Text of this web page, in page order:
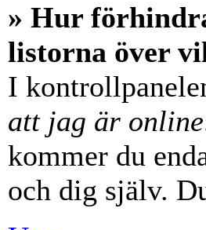
» Hur
listorna över
I
att jag är online
kommer du
och dig själv.